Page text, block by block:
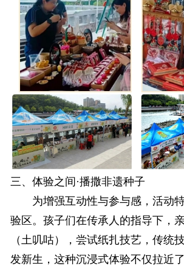
三、体验之间·播撒非遗种子
为增强互动性与参与感，活动
验区。孩子们在传承人的指导下，
（土叽咕），尝试纸扎技艺，传统
发新生，这种沉浸式体验不仅拉近